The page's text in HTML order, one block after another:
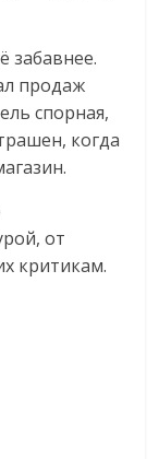
забавнее.
продаж
спорная,
когда
от
критикам.